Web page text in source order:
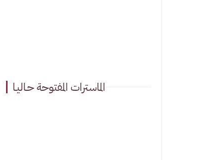
الماسترات المفتوحة حـاليـا